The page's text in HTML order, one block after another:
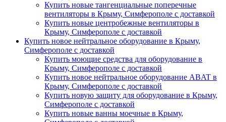
Купить новые тангенциальные поперечные
вентиляторы в Крыму, Симферополе с доставкой
Купить новые центробежные вентиляторы в
Крыму, Симферополе с доставкой
Купить новое нейтральное оборудование в Крыму,
Симферополе с доставкой
Купить моющие средства для оборудование в
Крыму, Симферополе с доставкой
Купить новое нейтральное оборудование ABAT в
Крыму, Симферополе с доставкой
Купить новую защиту для оборудование в Крыму,
Симферополе с доставкой
Купить новые ванны моечные в Крыму,